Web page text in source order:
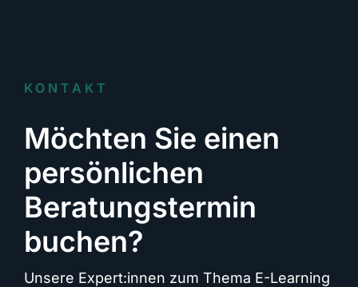
KONTAKT
Möchten Sie einen
persönlichen
Beratungstermin
buchen?
Unsere Expert:innen zum Thema E-Learning